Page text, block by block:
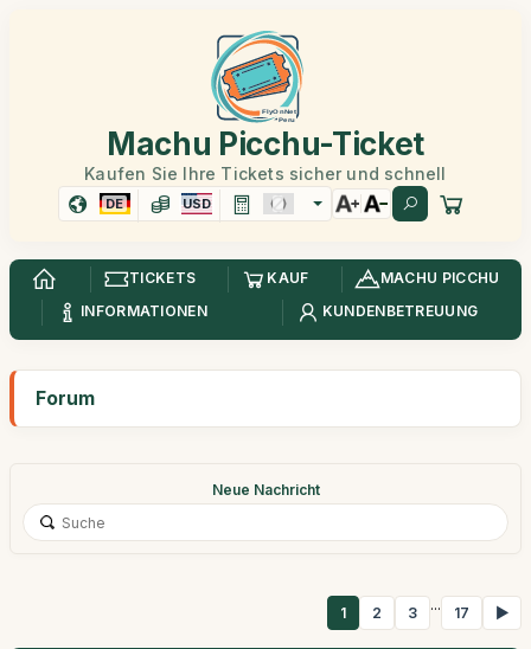
Machu Picchu-Ticket
Kaufen Sie Ihre Tickets sicher und schnell
DE USD
TICKETS KAUF
MACHU PICCHU
INFORMATIONEN
KUNDENBETREUUNG
Forum
Neue Nachricht
1 2 3 ... 17 ▶